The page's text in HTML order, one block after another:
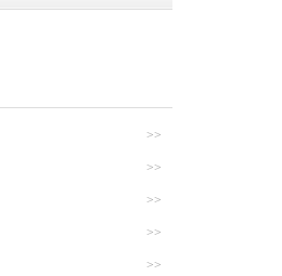
>>
>>
>>
>>
>>